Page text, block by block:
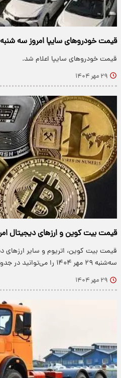
قیمت خودروهای سایپا امروز سه شنبه ۲۹ مهر ۱۴۰۴ اعلام شد + جدول
قیمت خودروهای سایپا اعلام شد.
۲۹ مهر ۱۴۰۴
قیمت بیت کوین و ارز‌های دیجیتال امروز
قیمت بیت کوین، اتریوم و سایر ارز‌های
سه‌شنبه ۲۹ مهر ۱۴۰۴ را می‌توانید در جدول زیر…
۲۹ مهر ۱۴۰۴